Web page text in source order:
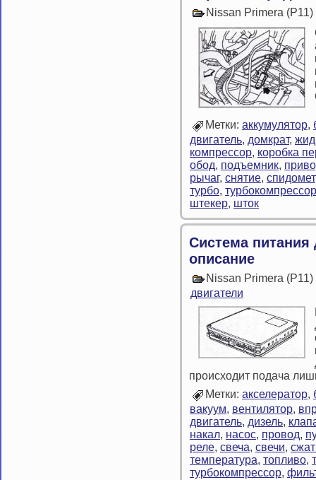
Nissan Primera
Метки: аккумулятор,
двигатель, домкрат,
компрессор, коробка
обод, подъемник,
рычаг, снятие,
турбо, турбокомпрессор
штекер, шток
Система
описание
Nissan Primera
двигатели
происходит подача
Метки: акселератор,
вакуум, вентилятор,
двигатель, дизель,
накал, насос, провод,
реле, свеча, свечи,
температура, топливо,
турбокомпрессор,